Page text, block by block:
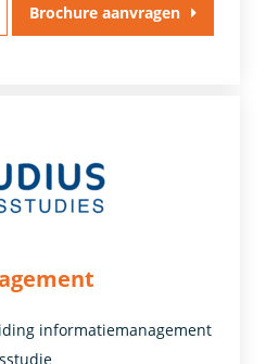
Brochure aanvragen
informatiemanagement